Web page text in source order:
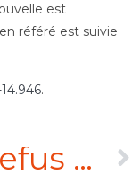
est
référé est suivie
.
Le refus du tribunal arbitral d’ordonner la production de pièces ne justifie pas, en soi, l’annulation d’une sentence